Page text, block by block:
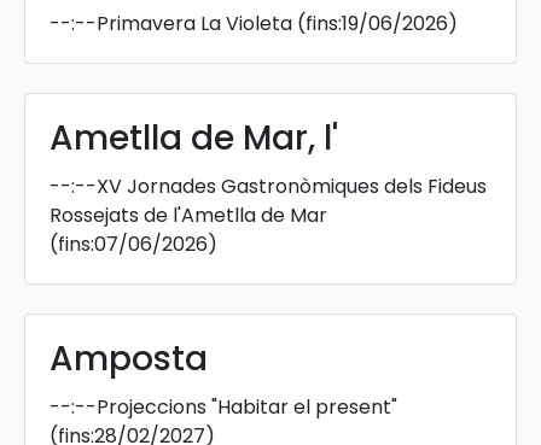
--:--Primavera La Violeta (fins:19/06/2026)
Ametlla de Mar, l'
--:--XV Jornades Gastronòmiques dels Fideus
Rossejats de l'Ametlla de Mar
(fins:07/06/2026)
Amposta
--:--Projeccions "Habitar el present"
(fins:28/02/2027)